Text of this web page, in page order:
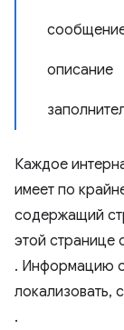
описание
Каждое
имеет по
содержащий
этой странице
. Информацию о
локализовать,
.